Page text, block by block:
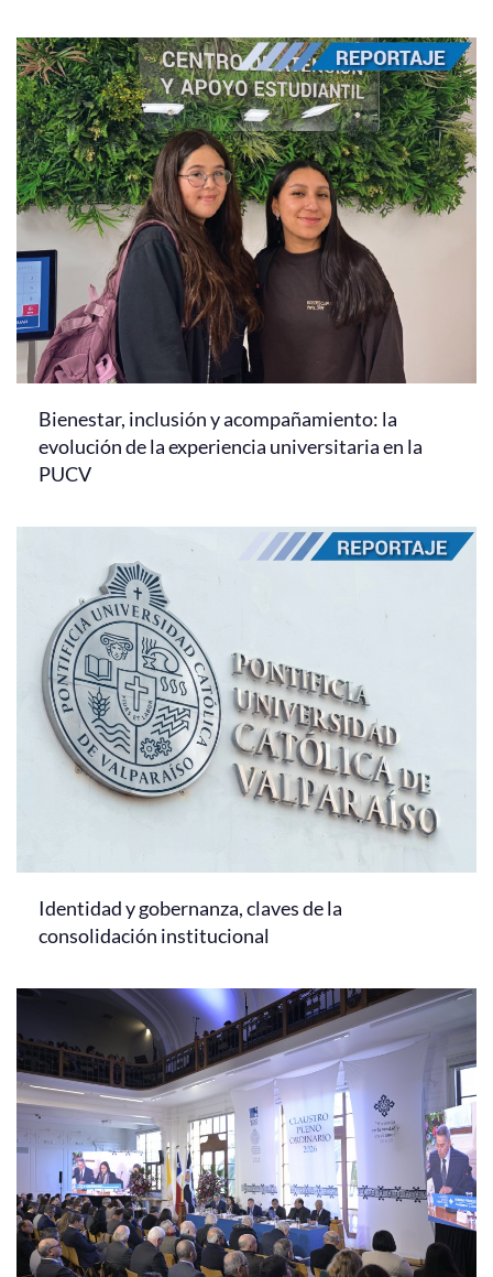
Bienestar, inclusión y acompañamiento: la
evolución de la experiencia universitaria en la
PUCV
Identidad y gobernanza, claves de la
consolidación institucional